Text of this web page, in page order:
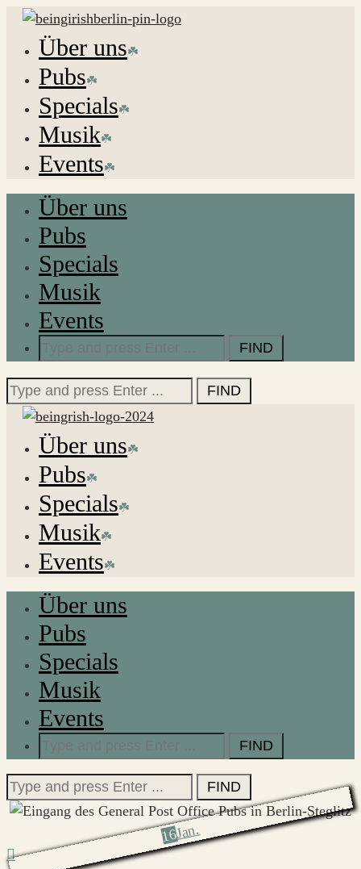
Über uns
Pubs
Specials
Musik
Events
Über uns
Pubs
Specials
Musik
Events
for:
Search
for:
Über uns
Pubs
Specials
Musik
Events
Über uns
Pubs
Specials
Musik
Events
for:
Search
for:
16Jan.